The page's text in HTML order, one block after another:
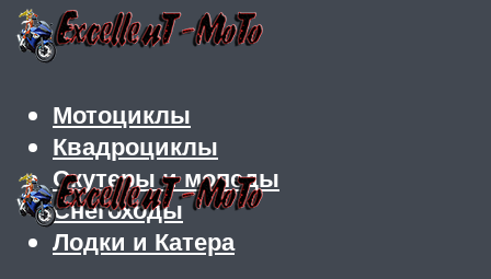
Мотоциклы
Квадроциклы
Скутеры и мопеды
Снегоходы
Лодки и Катера